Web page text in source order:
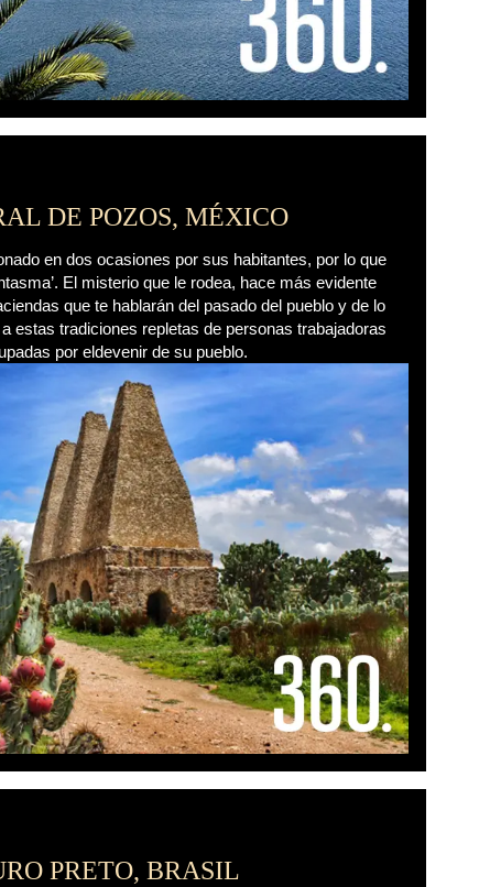
DE POZOS, MÉXICO
en dos ocasiones por sus habitantes, por lo que
El misterio que le rodea, hace más evidente
que te hablarán del pasado del pueblo y de lo
estas tradiciones repletas de personas trabajadoras
por eldevenir de su pueblo.
PRETO, BRASIL